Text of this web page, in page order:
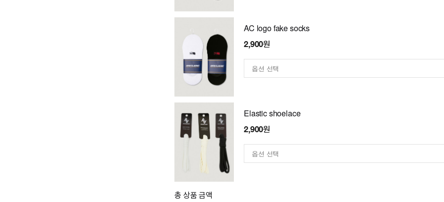
AC logo fake socks
2,900원
Elastic shoelace
2,900원
총 상품 금액